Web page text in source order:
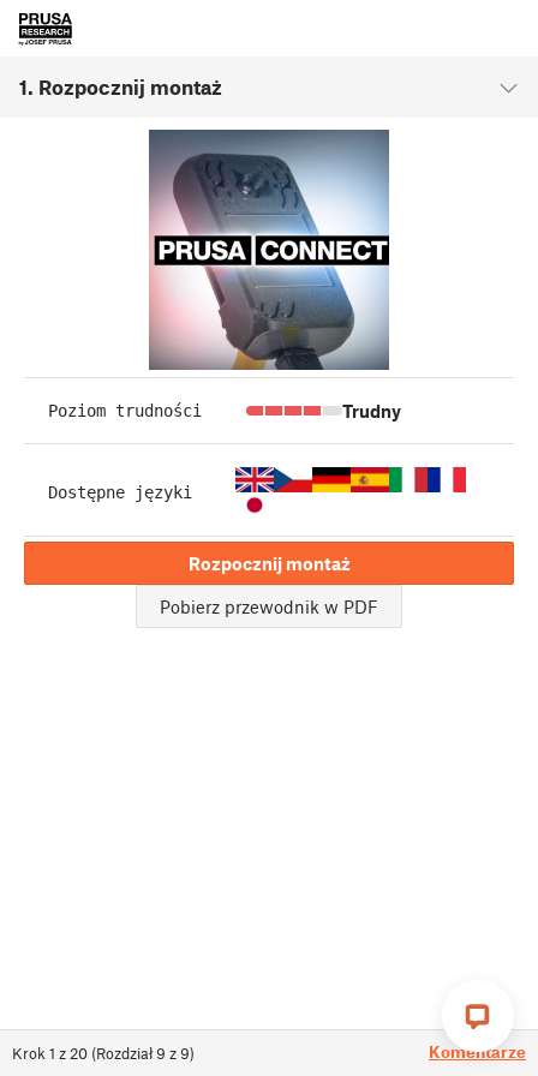
1. Rozpocznij montaż
Krok 1 z 20 (Rozdział9 z9) Komentarze
Poziom trudności Trudny
Dostępne języki
Rozpocznij montaż
Pobierz przewodnik w PDF